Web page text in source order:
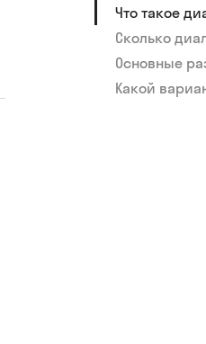
Что такое
Сколько
Основные
Какой